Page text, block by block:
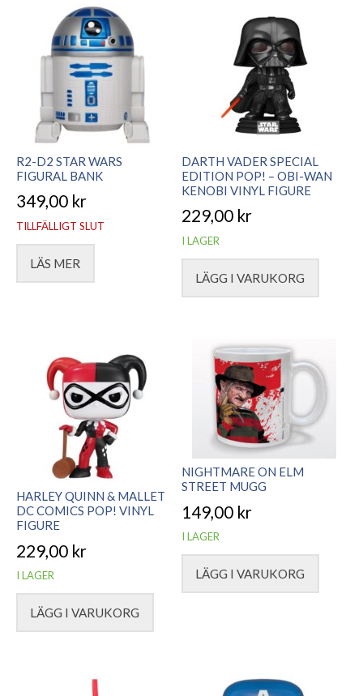
R2-D2 STAR WARS
FIGURAL BANK
349,00 kr
TILLFÄLLIGT SLUT
LÄS MER
DARTH VADER SPECIAL
EDITION POP! – OBI-WAN
KENOBI VINYL FIGURE
229,00 kr
I LAGER
LÄGG I VARUKORG
HARLEY QUINN & MALLET
DC COMICS POP! VINYL
FIGURE
229,00 kr
I LAGER
LÄGG I VARUKORG
NIGHTMARE ON ELM
STREET MUGG
149,00 kr
I LAGER
LÄGG I VARUKORG